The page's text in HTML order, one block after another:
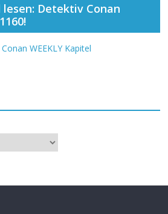
Detektiv Conan